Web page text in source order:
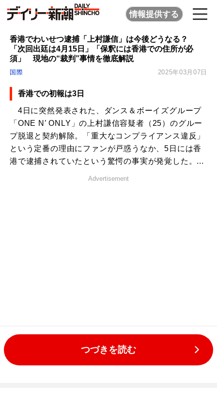
情報提供する
香港でわいせつ逮捕「上村謙信」は今後どうなる？
「次回出廷は4月15日」「保釈には香港での住所が必
須」 現地の“裁判”事情を徹底解説
国際 2025年03月07日
香港での初報は3日
4日に突然発表された、ダンス＆ボーイズグループ
「ONE N’ ONLY」の上村謙信容疑者（25）のグルー
プ脱退と契約解除。「重大なコンプライアンス違反」
という定番の理由にファンが戸惑うなか、5日には香
港で逮捕されていたという驚愕の事実が発覚した。...
Advertisement
つづきを読む